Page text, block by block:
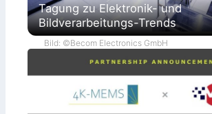
Tagung zu Elektronik- und
Bildverarbeitungs-Trends
Bild: ©Becom Electronics GmbH